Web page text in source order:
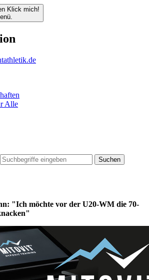
Klick mich!
Alle
Suchen
"Ich möchte vor der U20-WM die 70-